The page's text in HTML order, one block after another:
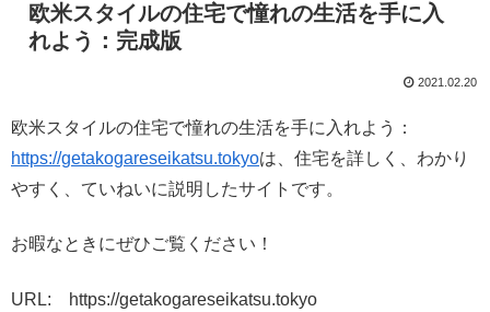
欧米スタイルの住宅で憧れの生活を手に入
れよう：完成版
2021.02.20
欧米スタイルの住宅で憧れの生活を手に入れよう：
https://getakogareseikatsu.tokyoは、住宅を詳しく、わかり
やすく、ていねいに説明したサイトです。
お暇なときにぜひご覧ください！
URL: https://getakogareseikatsu.tokyo